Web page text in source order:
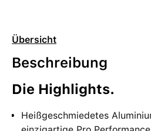
Übersicht
Beschreibung
Die Highlights.
Heißgeschmiedetes